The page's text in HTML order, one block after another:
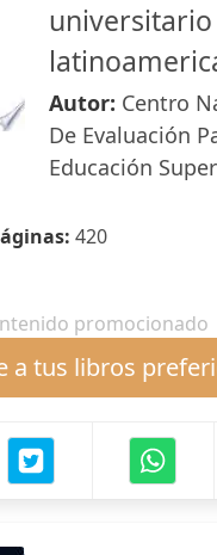
universitario
Autor: Centro
De Evaluación
Educación
420
promocionado
a tus libros